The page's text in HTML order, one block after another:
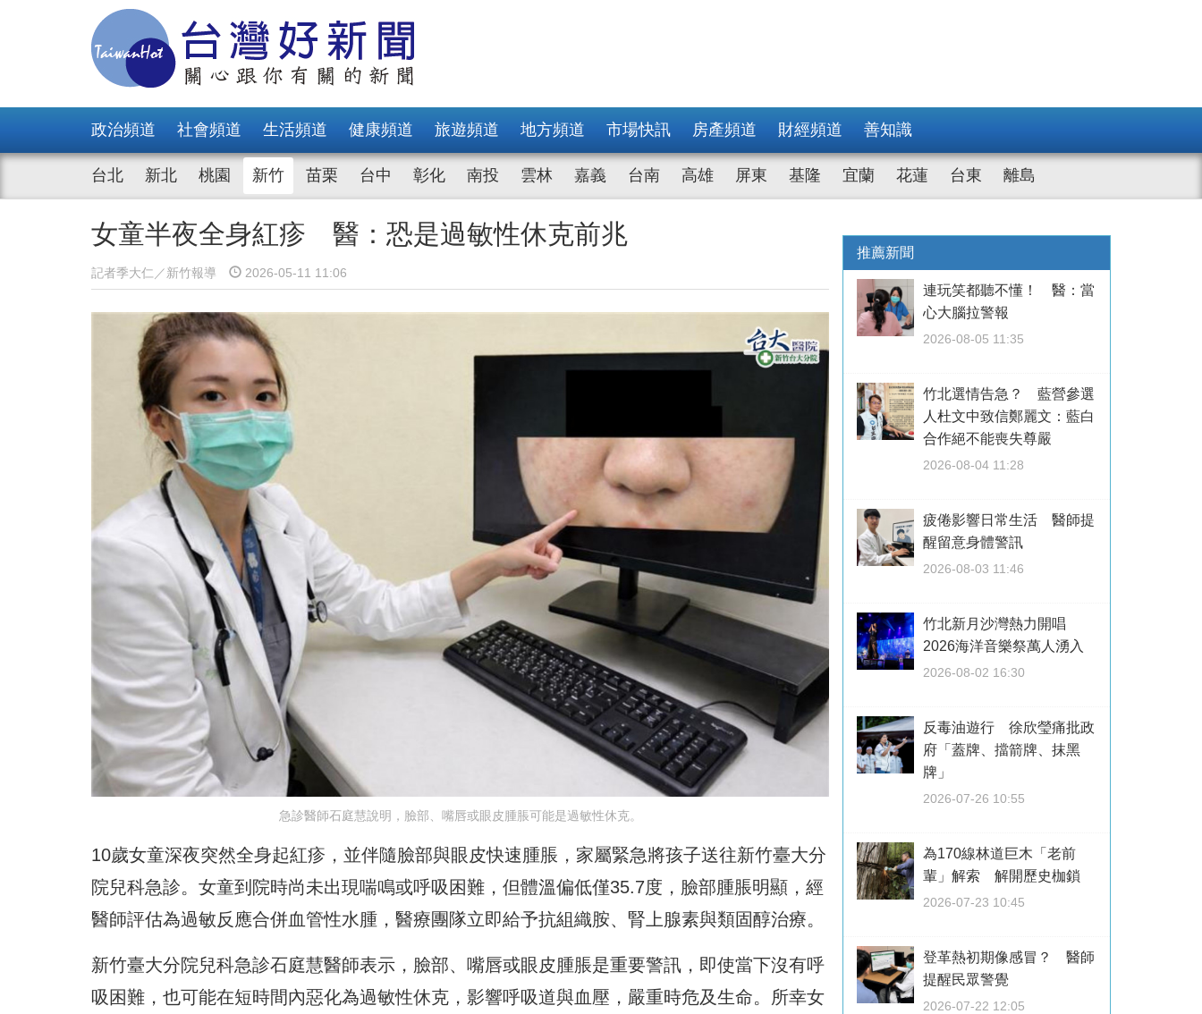
政治頻道 社會頻道 生活頻道 健康頻道 旅遊頻道 地方頻道 市場快訊 房產頻道 財經頻道 善知識
台北 新北 桃園 新竹 苗栗 台中 彰化 南投 雲林 嘉義 台南 高雄 屏東 基隆 宜蘭 花蓮 台東 離島
女童半夜全身紅疹 醫：恐是過敏性休克前兆
記者季大仁／新竹報導 2026-05-11 11:06
急診醫師石庭慧說明，臉部、嘴唇或眼皮腫脹可能是過敏性休克。
10歲女童深夜突然全身起紅疹，並伴隨臉部與眼皮快速腫脹，家屬緊急將孩子送往新竹臺大分
院兒科急診。女童到院時尚未出現喘鳴或呼吸困難，但體溫偏低僅35.7度，臉部腫脹明顯，經
醫師評估為過敏反應合併血管性水腫，醫療團隊立即給予抗組織胺、腎上腺素與類固醇治療。
新竹臺大分院兒科急診石庭慧醫師表示，臉部、嘴唇或眼皮腫脹是重要警訊，即使當下沒有呼
吸困難，也可能在短時間內惡化為過敏性休克，影響呼吸道與血壓，嚴重時危及生命。所幸女
推薦新聞
連玩笑都聽不懂！ 醫：當
心大腦拉警報
2026-08-05 11:35
竹北選情告急？ 藍營參選
人杜文中致信鄭麗文：藍白
合作絕不能喪失尊嚴
2026-08-04 11:28
疲倦影響日常生活 醫師提
醒留意身體警訊
2026-08-03 11:46
竹北新月沙灣熱力開唱
2026海洋音樂祭萬人湧入
2026-08-02 16:30
反毒油遊行 徐欣瑩痛批政
府「蓋牌、擋箭牌、抹黑
牌」
2026-07-26 10:55
為170線林道巨木「老前
輩」解索 解開歷史枷鎖
2026-07-23 10:45
登革熱初期像感冒？ 醫師
提醒民眾警覺
2026-07-22 12:05